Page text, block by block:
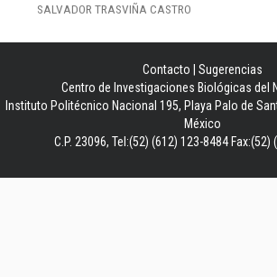
SALVADOR TRASVIÑA CASTRO
Contacto
Sugerencias
Centro de Investigaciones Biológicas del
Instituto Politécnico Nacional 195, Playa Palo de
México
C.P. 23096, Tel:(52) (612) 123-8484 Fax:(52)